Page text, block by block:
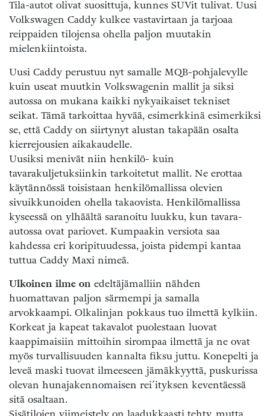
Tila-autot olivat suosittuja, kunnes SUVit tulivat. Uusi
Volkswagen Caddy kulkee vastavirtaan ja tarjoaa
reippaiden tilojensa ohella paljon muutakin
mielenkiintoista.
Uusi Caddy perustuu nyt samalle MQB-pohjalevylle
kuin useat muutkin Volkswagenin mallit ja siksi
autossa on mukana kaikki nykyaikaiset tekniset
seikat. Tämä tarkoittaa hyvää, esimerkkinä esimerkiksi
se, että Caddy on siirtynyt alustan takapään osalta
kierrejousien aikakaudelle.
Uusiksi menivät niin henkilö- kuin
tavarakuljetuksiinkin tarkoitetut mallit. Ne erottaa
käytännössä toisistaan henkilömallissa olevien
sivuikkunoiden ohella takaovista. Henkilömallissa
kyseessä on ylhäältä saranoitu luukku, kun tavara-
autossa ovat pariovet. Kumpaakin versiota saa
kahdessa eri koripituudessa, joista pidempi kantaa
tuttua Caddy Maxi nimeä.
Ulkoinen ilme on edeltäjämalliin nähden
huomattavan paljon särmempi ja samalla
arvokkaampi. Olkalinjan pokkaus tuo ilmettä kylkiin.
Korkeat ja kapeat takavalot puolestaan luovat
kaappimaisiin mittoihin sirompaa ilmettä ja ne ovat
myös turvallisuuden kannalta fiksu juttu. Konepelti ja
leveä maski tuovat ilmeeseen jämäkkyyttä, puskurissa
olevan hunajakennomaisen rei´ityksen keventäessä
sitä osaltaan.